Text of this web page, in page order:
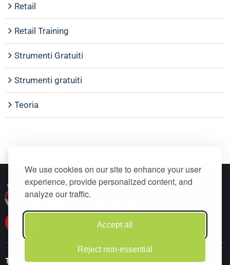
We use cookies on our site to enhance your user
experience, provide personalized content, and
analyze our traffic.
Accept all
Reject non-essential
Retail
Retail Training
Strumenti Gratuiti
Strumenti gratuiti
Teoria
TAG